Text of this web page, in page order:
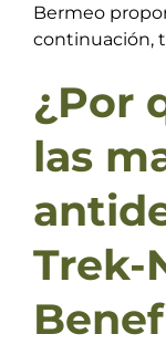
Bermeo
continuación,
¿Por
las
Trek-